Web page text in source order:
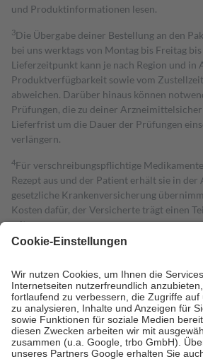
und Produktinformationen lesen.
3Die Übergabe deiner Bestellung an den
bei uns werktags von Montag bis Freitag
Lieferzeitpunkt kann je nach Region und in
Produktverfügbarkeit sowie vom
abweichen. Darüber hinaus können
Prüfungen, die zu deiner
Lieferfrist um die Dauer der Prüfungen
verlängern.
4Für verschreibungspflichtige
Rezept aus und der Patient erhält sie in der
gesetzliche Krankenversicherung
Kosten dafür, der Versicherte trägt einen
mit.
Grundsätzlich leisten Mitglieder
höchstens zehn Euro.
Es sind jedoch nie
Kosten der Leistung zu entrichten.
Diese Regeln gelten grundsätzlich auch für
Bei Heilmitteln und häuslicher
Zuzahlung zehn Prozent der Kosten sowie
Verordnung.